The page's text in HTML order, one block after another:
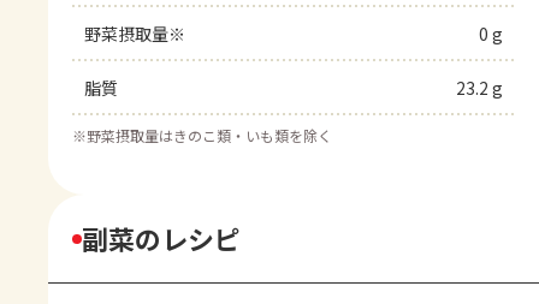
野菜摂取量※ 0 g
脂質 23.2 g
※野菜摂取量はきのこ類・いも類を除く
副菜のレシピ